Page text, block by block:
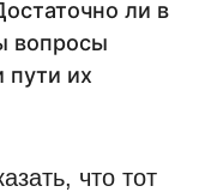
ли в
вопросы
их
что тот